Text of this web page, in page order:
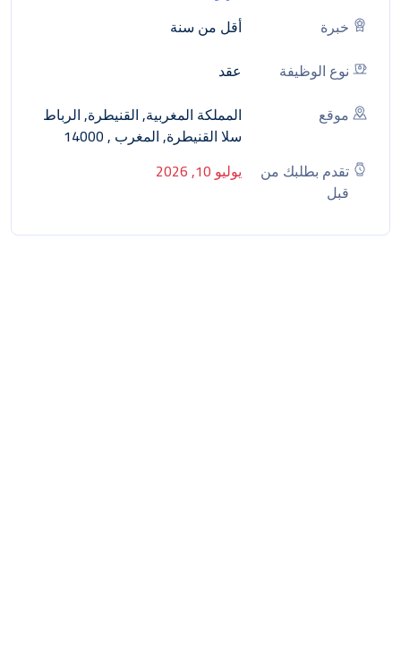
خبرة
أقل من سنة
نوع الوظيفة
عقد
موقع
المملكة المغربية, القنيطرة, الرباط
سلا القنيطرة, المغرب , 14000
تقدم بطلبك من
قبل
يوليو 10, 2026